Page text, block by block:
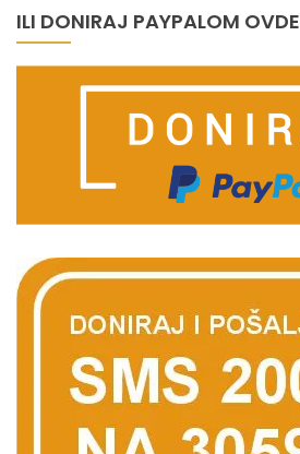
ILI DONIRAJ PAYPALOM OVDE